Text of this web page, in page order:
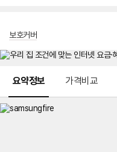
보호커버
요약정보 가격비교